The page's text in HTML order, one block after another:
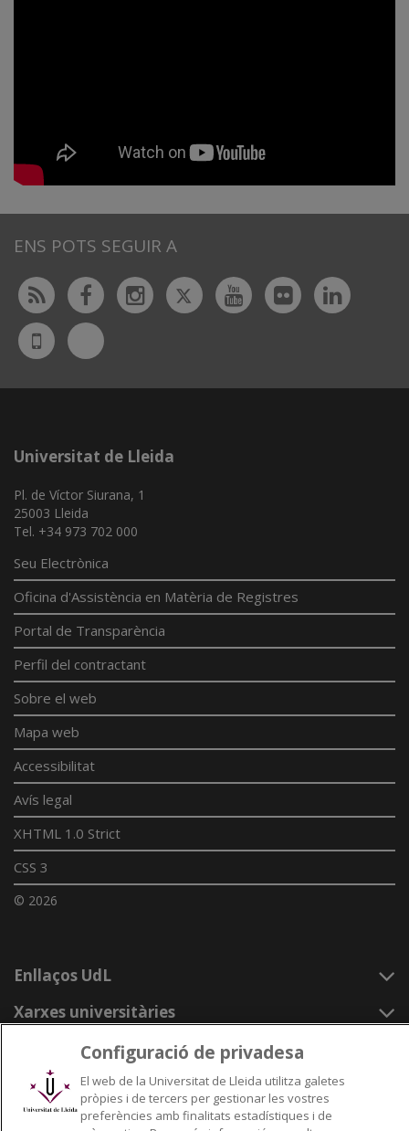
ENS POTS SEGUIR A
Rss FacebookInstagram
TwitterYoutubeFlickr
UdL
App
Bluesky
Universitat de Lleida
Pl. de Víctor Siurana, 1
25003 Lleida
Tel. +34 973 702 000
Seu Electrònica
Oficina d'Assistència en Matèria de Registres
Portal de Transparència
Perfil del contractant
Sobre el web
Mapa web
Accessibilitat
Avís legal
XHTML 1.0 Strict
CSS 3
© 2026
Enllaços UdL
Xarxes universitàries
Configuració de privadesa
El web de la Universitat de Lleida utilitza galetes
pròpies i de tercers per gestionar les vostres
preferències amb finalitats estadístiques i de